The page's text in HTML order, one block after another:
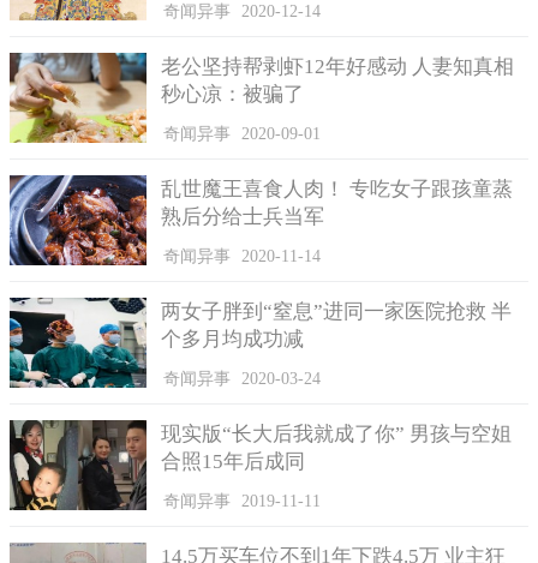
奇闻异事 2020-12-14
老公坚持帮剥虾12年好感动 人妻知真相
秒心凉：被骗了
奇闻异事 2020-09-01
乱世魔王喜食人肉！ 专吃女子跟孩童蒸
熟后分给士兵当军
奇闻异事 2020-11-14
两女子胖到“窒息”进同一家医院抢救 半
个多月均成功减
奇闻异事 2020-03-24
现实版“长大后我就成了你” 男孩与空姐
合照15年后成同
奇闻异事 2019-11-11
14.5万买车位不到1年下跌4.5万 业主狂